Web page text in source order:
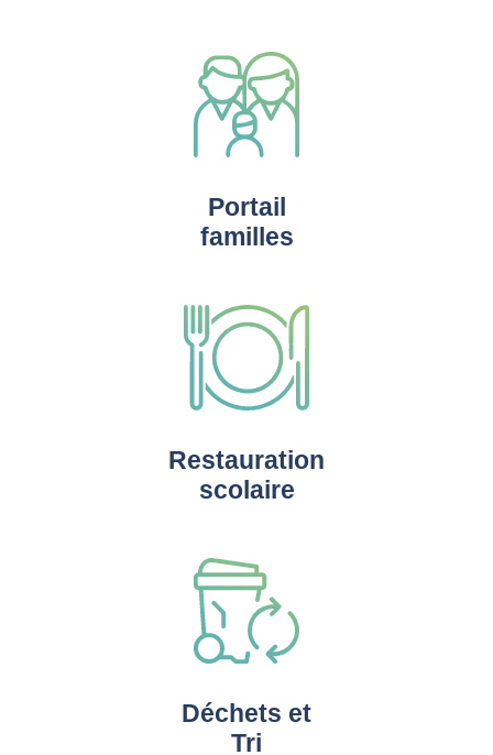
Portail
familles
Restauration
scolaire
Déchets et
Tri